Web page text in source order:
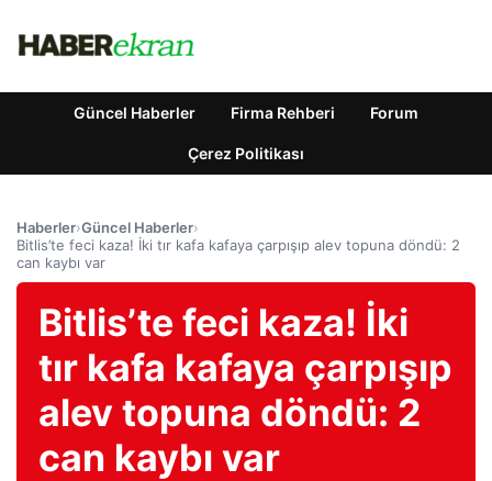
Güncel Haberler Firma Rehberi Forum
Çerez Politikası
Haberler›Güncel Haberler›
Bitlis’te feci kaza! İki tır kafa kafaya çarpışıp alev topuna döndü: 2
can kaybı var
Bitlis’te feci kaza! İki
tır kafa kafaya çarpışıp
alev topuna döndü: 2
can kaybı var